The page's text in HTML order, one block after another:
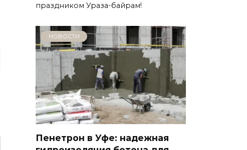
праздником Ураза-байрам!
НОВОСТИ
Пенетрон в Уфе: надежная